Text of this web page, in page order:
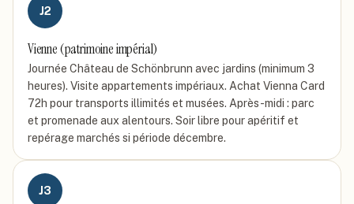
J2
Vienne (patrimoine impérial)
Journée Château de Schönbrunn avec jardins (minimum 3
heures). Visite appartements impériaux. Achat Vienna Card
72h pour transports illimités et musées. Après-midi : parc
et promenade aux alentours. Soir libre pour apéritif et
repérage marchés si période décembre.
J3